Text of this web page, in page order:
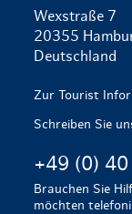
Wexstraße 7
20355
Deutschland
Zur Tourist
Schreiben Sie
+49 (0)
Brauchen Sie
möchten